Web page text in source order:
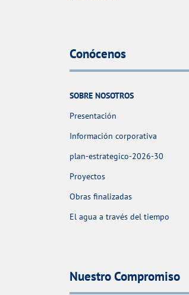
Conócenos
SOBRE NOSOTROS
Presentación
Información corporativa
plan-estrategico-2026-30
Proyectos
Obras finalizadas
El agua a través del tiempo
Nuestro Compromiso